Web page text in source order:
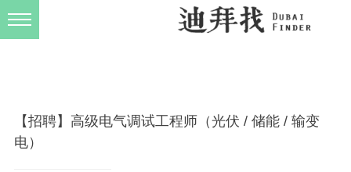
【招聘】高级电气调试工程师（光伏 / 储能 / 输变
电）